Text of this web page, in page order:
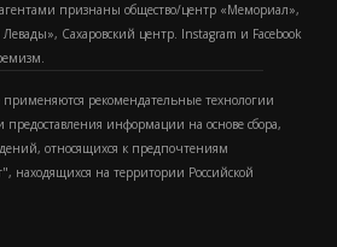
признаны общество/центр «Мемориал»,
Сахаровский центр. Instagram и Facebook
рекомендательные технологии
информации на основе сбора,
относящихся к предпочтениям
находящихся на территории Российской